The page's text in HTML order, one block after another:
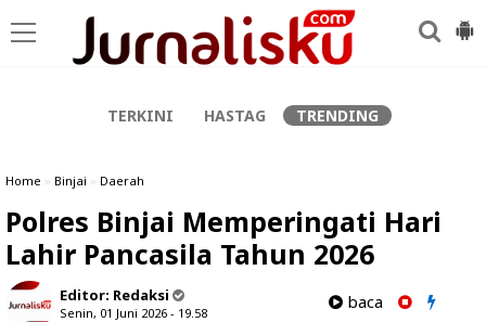
TERKINI HASTAG TRENDING
Home » Binjai » Daerah
Polres Binjai Memperingati Hari
Lahir Pancasila Tahun 2026
Editor: Redaksi
Senin, 01 Juni 2026 - 19.58
baca